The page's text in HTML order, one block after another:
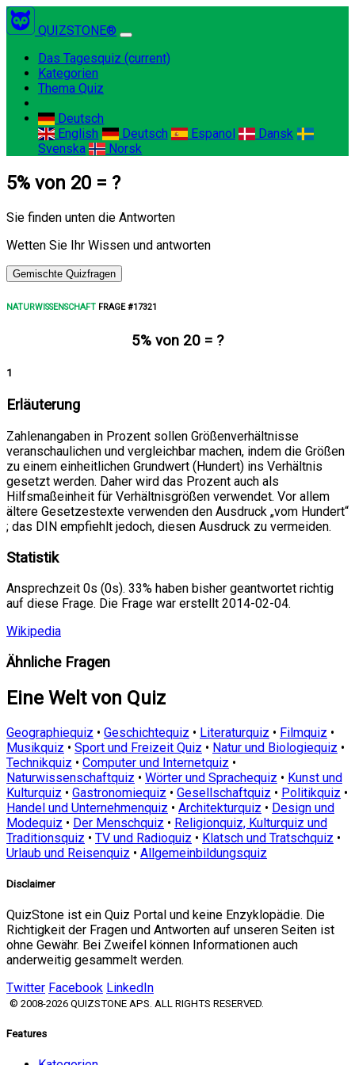
QUIZSTONE®
Das Tagesquiz (current)
Kategorien
Thema Quiz
Deutsch
English
Deutsch Espanol
Dansk
Svenska
Norsk
5% von 20 = ?
Sie finden unten die Antworten
Wetten Sie Ihr Wissen und antworten
Gemischte Quizfragen
NATURWISSENSCHAFT FRAGE #17321
5% von 20 = ?
1
Erläuterung
Zahlenangaben in Prozent sollen Größenverhältnisse
veranschaulichen und vergleichbar machen, indem die Größen
zu einem einheitlichen Grundwert (Hundert) ins Verhältnis
gesetzt werden. Daher wird das Prozent auch als
Hilfsmaßeinheit für Verhältnisgrößen verwendet. Vor allem
ältere Gesetzestexte verwenden den Ausdruck „vom Hundert“
; das DIN empfiehlt jedoch, diesen Ausdruck zu vermeiden.
Statistik
Ansprechzeit 0s (0s). 33% haben bisher geantwortet richtig
auf diese Frage. Die Frage war erstellt 2014-02-04.
Wikipedia
Ähnliche Fragen
Eine Welt von Quiz
Geographiequiz • Geschichtequiz • Literaturquiz • Filmquiz •
Musikquiz • Sport und Freizeit Quiz • Natur und Biologiequiz •
Technikquiz • Computer und Internetquiz •
Naturwissenschaftquiz • Wörter und Sprachequiz • Kunst und
Kulturquiz • Gastronomiequiz • Gesellschaftquiz • Politikquiz •
Handel und Unternehmenquiz • Architekturquiz • Design und
Modequiz • Der Menschquiz • Religionquiz, Kulturquiz und
Traditionsquiz • TV und Radioquiz • Klatsch und Tratschquiz •
Urlaub und Reisenquiz • Allgemeinbildungsquiz
Disclaimer
QuizStone ist ein Quiz Portal und keine Enzyklopädie. Die
Richtigkeit der Fragen und Antworten auf unseren Seiten ist
ohne Gewähr. Bei Zweifel können Informationen auch
anderweitig gesammelt werden.
Twitter Facebook LinkedIn
© 2008-2026 QUIZSTONE APS. ALL RIGHTS RESERVED.
Features